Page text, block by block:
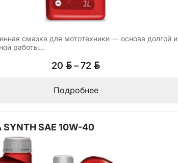
смазка для мототехники — основа долгой и
работы…
20 BYN–72 BYN
Подробнее
SYNTH SAE 10W-40